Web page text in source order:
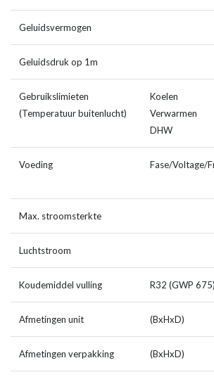
Geluidsvermogen
Geluidsdruk op 1m
Gebruikslimieten
(Temperatuur buitenlucht)
Koelen
Verwarmen
DHW
Voeding Fase/Voltage/
Max. stroomsterkte
Luchtstroom
Koudemiddel vulling R32 (GWP 675)
Afmetingen unit (BxHxD)
Afmetingen verpakking (BxHxD)